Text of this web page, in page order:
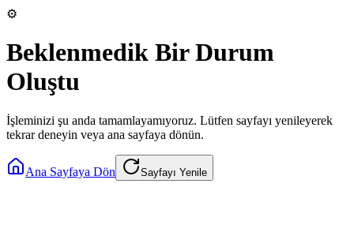
⚙️
Beklenmedik Bir Durum
Oluştu
İşleminizi şu anda tamamlayamıyoruz. Lütfen sayfayı yenileyerek
tekrar deneyin veya ana sayfaya dönün.
Ana Sayfaya Dön Sayfayı Yenile